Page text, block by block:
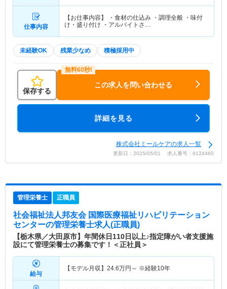
仕事内容
【お仕事内容】 ・食材の仕込み ・調理全般 ・味付
け・盛り付け ・アルバイトさ…
未経験OK 残業少なめ 積極採用中
保存する
この求人を問い合わせる
詳細を見る
株式会社ミールケアの求人一覧
更新日：2025/05/01 求人番号：9124460
管理栄養士 正職員
社会福祉法人邦友会 国際医療福祉リハビリテーション
センターの管理栄養士求人(正職員)
【栃木県／大田原市】年間休日110日以上♪指定障がい者支援施
設にて管理栄養士の募集です！＜正社員＞
給与
【モデル月収】 24.6万円～ ※経験10年